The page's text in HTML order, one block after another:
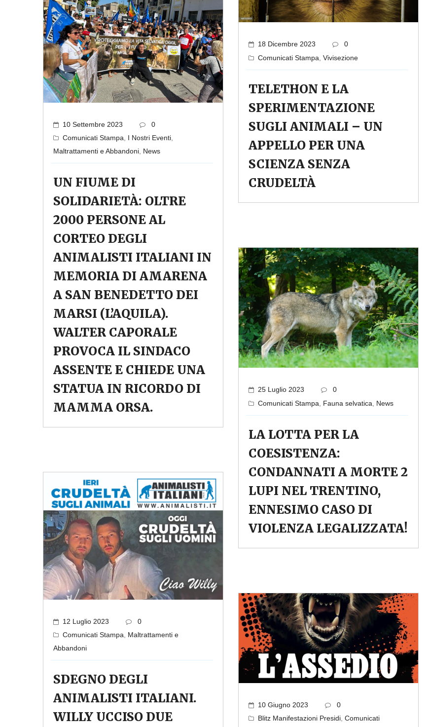
18 Dicembre 2023
0
Comunicati Stampa Vivisezione
TELETHON E LA
SPERIMENTAZIONE
SUGLI ANIMALI – UN
APPELLO PER UNA
SCIENZA SENZA
CRUDELTÀ
10 Settembre 2023
0
Comunicati Stampa
I Nostri Eventi
Maltrattamenti e Abbandoni News
UN FIUME DI
SOLIDARIETÀ: OLTRE
2000 PERSONE AL
CORTEO DEGLI
ANIMALISTI ITALIANI IN
MEMORIA DI AMARENA
A SAN BENEDETTO DEI
MARSI (L’AQUILA).
WALTER CAPORALE
PROVOCA IL SINDACO
ASSENTE E CHIEDE UNA
STATUA IN RICORDO DI
MAMMA ORSA.
25 Luglio 2023
0
Comunicati Stampa
Fauna selvatica News
LA LOTTA PER LA
COESISTENZA:
CONDANNATI A MORTE 2
LUPI NEL TRENTINO,
ENNESIMO CASO DI
VIOLENZA LEGALIZZATA!
12 Luglio 2023
0
Comunicati Stampa, Maltrattamenti e
Abbandoni
SDEGNO DEGLI
ANIMALISTI ITALIANI.
WILLY UCCISO DUE
10 Giugno 2023
0
Blitz Manifestazioni Presidi Comunicati